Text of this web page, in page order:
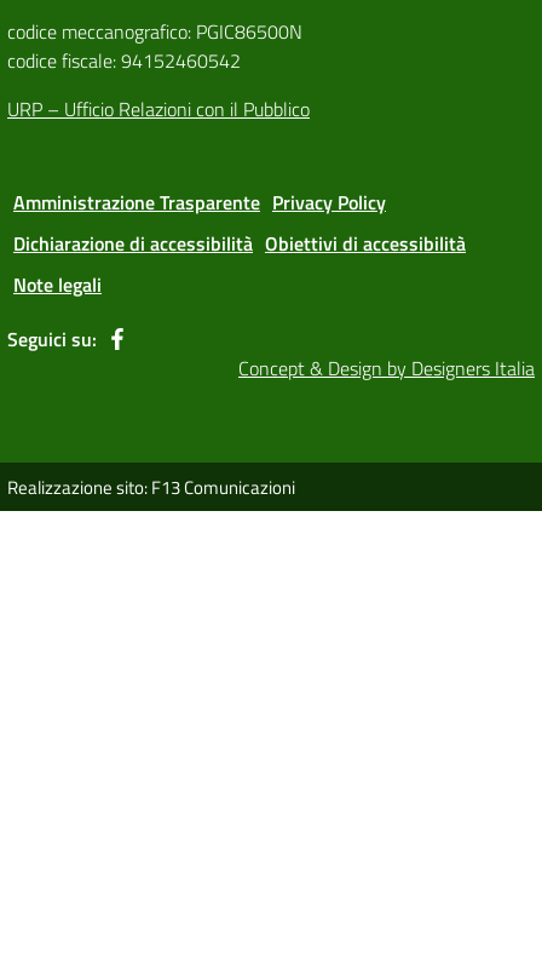
codice meccanografico: PGIC86500N
codice fiscale: 94152460542
URP – Ufficio Relazioni con il Pubblico
Amministrazione Trasparente Privacy Policy
Dichiarazione di accessibilità Obiettivi di accessibilità
Note legali
Seguici su:
Concept & Design by Designers Italia
Realizzazione sito: F13 Comunicazioni